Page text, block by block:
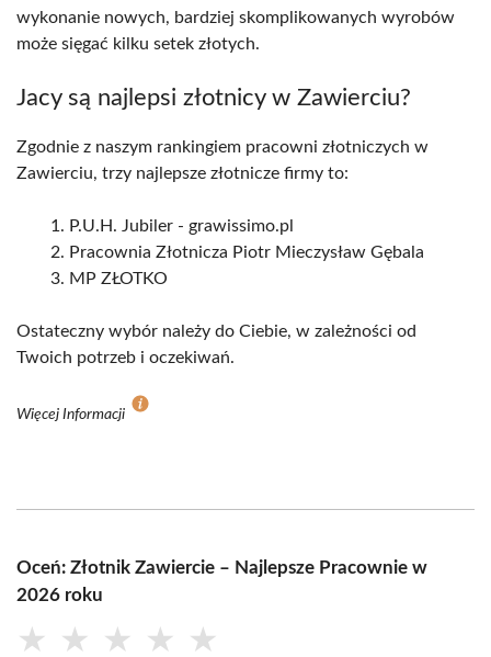
wykonanie nowych, bardziej skomplikowanych wyrobów
może sięgać kilku setek złotych.
Jacy są najlepsi złotnicy w Zawierciu?
Zgodnie z naszym rankingiem pracowni złotniczych w
Zawierciu, trzy najlepsze złotnicze firmy to:
P.U.H. Jubiler - grawissimo.pl
Pracownia Złotnicza Piotr Mieczysław Gębala
MP ZŁOTKO
Ostateczny wybór należy do Ciebie, w zależności od
Twoich potrzeb i oczekiwań.
Więcej Informacji
Oceń: Złotnik Zawiercie – Najlepsze Pracownie w
2026 roku
★ ★ ★ ★ ★